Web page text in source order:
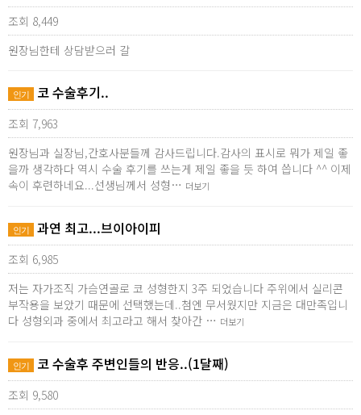
조회 8,449
원장님한테 상담받으러 갈
인기 코 수술후기..
조회 7,963
원장님과 실장님,간호사분들께 감사드립니다.감사의 표시로 뭐가 제일 좋
을까 생각하다 역시 수술 후기를 쓰는게 제일 좋을 듯 하여 씁니다 ^^ 이제
속이 후련하네요...선생님께서 성형… 더보기
인기 과연 최고...브이아이피
조회 6,985
저는 자가조직 가슴연골로 코 성형한지 3주 되었습니다 주위에서 실리콘
부작용을 보았기 때문에 선택했는데..첨엔 무서웠지만 지금은 대만족입니
다 성형외과 중에서 최고라고 해서 찾아간 … 더보기
인기 코 수술후 주변인들의 반응..(1달째)
조회 9,580